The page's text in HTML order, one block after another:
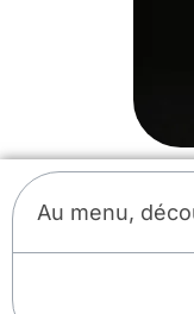
Au menu,